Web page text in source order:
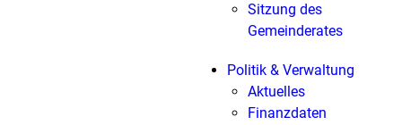
Sitzung des
Gemeinderates
Politik & Verwaltung
Aktuelles
Finanzdaten